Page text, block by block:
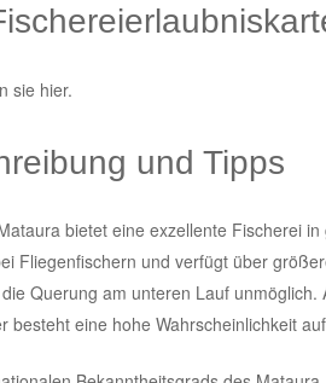
sie hier.
und Tipps
bietet eine exzellente Fischerei
Fliegenfischern und verfügt über
Querung am unteren Lauf
besteht eine hohe Wahrscheinlichkeit